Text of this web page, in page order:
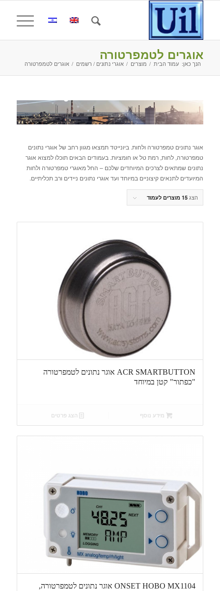
אוגרים לטמפרטורה
הנך כאן: עמוד הבית / מוצרים / אוגרי נתונים / רשמים / אוגרים לטמפרטורה
אוגר נתונים טמפרטורה ולחות. ביונייטד תמצאו מגוון רחב של אוגרי נתונים
טמפרטורה, לחות, רמת טל או חומציות. בעמודים הבאים תוכלו למצוא אוגר
נתונים שמתאים לצרכים המיוחדים שלכם – החל מאוגרי טמפרטורה ולחות
המיועדים לתנאים קיצוניים במיוחד ועד אוגרי נתונים ניידים ורב תכליתיים.
הצג 15 מוצרים לעמוד
ACR SMARTBUTTON אוגר נתונים לטמפרטורה
"כפתור" קטן במיוחד
מידע נוסף הצג פרטים
ONSET HOBO MX1104 אוגר נתונים לטמפרטורה,